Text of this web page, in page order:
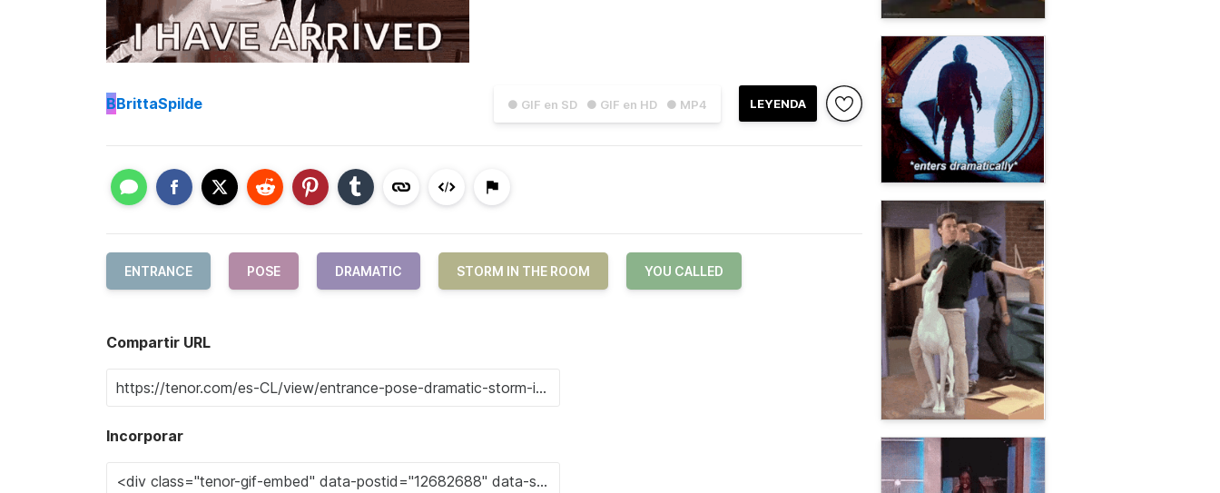
● GIF en SD ● GIF en HD ● MP4 LEYENDA
BBrittaSpilde
ENTRANCE POSE DRAMATIC STORM IN THE ROOM YOU CALLED
Compartir URL
Incorporar